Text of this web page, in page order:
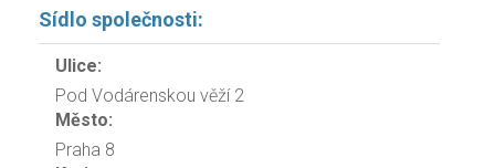
Sídlo společnosti:
Ulice:
Pod Vodárenskou věží 2
Město:
Praha 8